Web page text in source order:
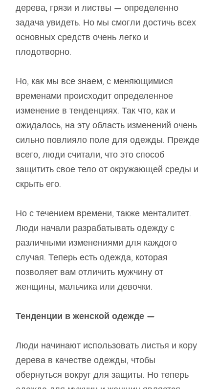
дерева, грязи и листвы — определенно
задача увидеть. Но мы смогли достичь всех
основных средств очень легко и
плодотворно.
Но, как мы все знаем, с меняющимися
временами происходит определенное
изменение в тенденциях. Так что, как и
ожидалось, на эту область изменений очень
сильно повлияло поле для одежды. Прежде
всего, люди считали, что это способ
защитить свое тело от окружающей среды и
скрыть его.
Но с течением времени, также менталитет.
Люди начали разрабатывать одежду с
различными изменениями для каждого
случая. Теперь есть одежда, которая
позволяет вам отличить мужчину от
женщины, мальчика или девочки.
Тенденции в женской одежде —
Люди начинают использовать листья и кору
дерева в качестве одежды, чтобы
обернуться вокруг для защиты. Но теперь